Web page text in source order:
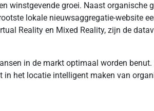
winstgevende groei. Naast organische
lokale nieuwsaggregatie-website
Reality en Mixed Reality, zijn de
in de markt optimaal worden
het locatie intelligent maken van